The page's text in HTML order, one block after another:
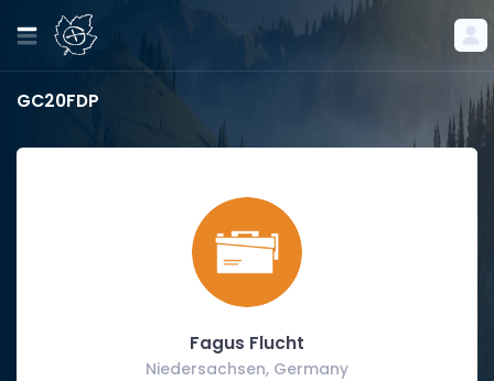
GC20FDP
Fagus Flucht
Niedersachsen, Germany